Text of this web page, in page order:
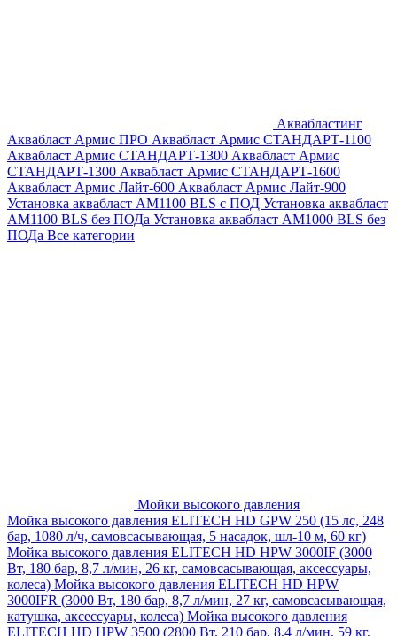
Аквабластинг
Аквабласт Армис ПРО Аквабласт Армис СТАНДАРТ-1100
Аквабласт Армис СТАНДАРТ-1300 Аквабласт Армис
СТАНДАРТ-1300 Аквабласт Армис СТАНДАРТ-1600
Аквабласт Армис Лайт-600 Аквабласт Армис Лайт-900
Установка аквабласт AM1100 BLS с ПОД Установка аквабласт
AM1100 BLS без ПОДа Установка аквабласт AM1000 BLS без
ПОДа Все категории
Мойки высокого давления
Мойка высокого давления ELITECH HD GPW 250 (15 лс, 248
бар, 1080 л/ч, самовсасывающая, 5 насадок, шл-10 м, 60 кг)
Мойка высокого давления ELITECH HD HPW 3000IF (3000
Вт, 180 бар, 8,7 л/мин, 26 кг, самовсасывающая, аксессуары,
колеса) Мойка высокого давления ELITECH HD HPW
3000IFR (3000 Вт, 180 бар, 8,7 л/мин, 27 кг, самовсасывающая,
катушка, аксессуары, колеса) Мойка высокого давления
ELITECH HD HPW 3500 (2800 Вт, 210 бар, 8,4 л/мин, 59 кг,